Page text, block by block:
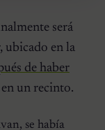
será
ubicado en la
de haber
un recinto.
se había